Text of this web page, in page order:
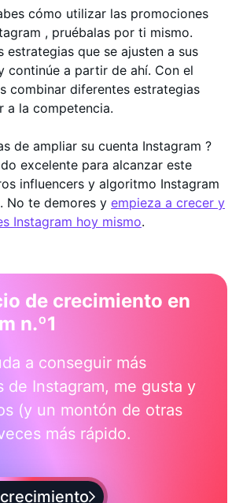
cómo utilizar las promociones
, pruébalas por ti mismo.
estrategias que se ajusten a sus
continúe a partir de ahí. Con el
combinar diferentes estrategias
a la competencia.
de ampliar su cuenta Instagram ?
excelente para alcanzar este
influencers y algoritmo Instagram
No te demores y empieza a crecer y
Instagram hoy mismo.
de crecimiento en
n.º1
a conseguir más
de Instagram, me gusta y
(y un montón de otras
más rápido.